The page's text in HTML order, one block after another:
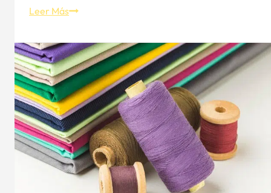
Leer MásIdeas
para
Gorra
Trucker
Blanca
y
Azul